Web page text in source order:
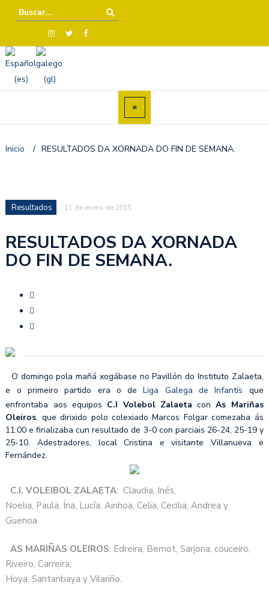
Inicio / RESULTADOS DA XORNADA DO FIN DE SEMANA.
Resultados 11 de enero de 2015
RESULTADOS DA XORNADA
DO FIN DE SEMANA.
O domingo pola mañá xogábase no Pavillón do Instituto Zalaeta,
e o primeiro partido era o deLiga Galega de Infantís que
enfrontaba aos equipos C.I Volebol Zalaeta conAs Mariñas
Oleiros, que dirixido polo colexiado Marcos Folgar comezaba ás
11:00 e finalizaba cun resultado de 3-0 con parciais 26-24; 25-19 y
25-10. Adestradores, local Cristina e visitante Villanueva e
Fernández.
C.I. VOLEIBOL ZALAETA: Claudia, Inés,
Noelia, Paula, Íria, Lucía, Ainhoa, Celia, Cecilia, Andrea y
Guenoa.
AS MARIÑAS OLEIROS: Edreira, Bernot, Sarjona, couceiro,
Riveiro, Carreira,
Hoya, Santanbaya y Vilariño.